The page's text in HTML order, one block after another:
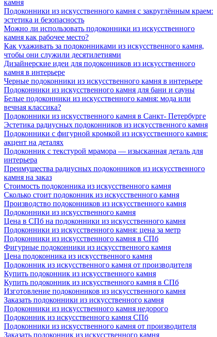
камня
Подоконники из искусственного камня с закруглённым краем:
эстетика и безопасность
Можно ли использовать подоконники из искусственного
камня как рабочее место?
Как ухаживать за подоконниками из искусственного камня,
чтобы они служили десятилетиями
Дизайнерские идеи для подоконников из искусственного
камня в интерьере
Черные подоконники из искусственного камня в интерьере
Подоконники из искусственного камня для бани и сауны
Белые подоконники из искусственного камня: мода или
вечная классика?
Подоконники из искусственного камня в Санкт- Петербурге
Эстетика радиусных подоконников из искусственного камня
Подоконники с фигурной кромкой из искусственного камня:
акцент на деталях
Подоконник с текстурой мрамора — изысканная деталь для
интерьера
Преимущества радиусных подоконников из искусственного
камня на заказ
Стоимость подоконника из искусственного камня
Сколько стоит подоконник из искусственного камня
Производство подоконников из искусственного камня
Подоконники из искусственного камня
Цена в СПб на подоконники из искусственного камня
Подоконники из искусственного камня: цена за метр
Подоконники из искусственного камня в СПб
Фигурные подоконники из искусственного камня
Цена подоконника из искусственного камня
Подоконник из искусственного камня от производителя
Купить подоконник из искусственного камня
Купить подоконник из искусственного камня в СПб
Изготовление подоконников из искусственного камня
Заказать подоконники из искусственного камня
Подоконники из искусственного камня недорого
Подоконник из искусственного камня СПб
Подоконники из искусственного камня от производителя
Заказать подоконник из искусственного камня